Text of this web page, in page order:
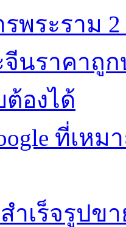
พระราม
นราคาถู
องได้
ที่เห
ำเร็จรูป